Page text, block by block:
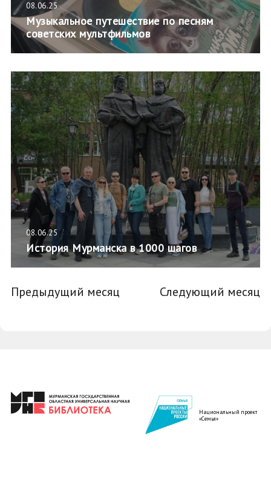
08.06.25
Музыкальное путешествие по песням
советских мультфильмов
08.06.25
История Мурманска в 1000 шагов
Предыдущий месяц Следующий месяц
Национальный проект
«Семья»